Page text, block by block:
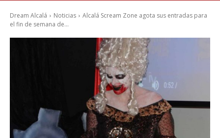
Dream Alcalá Noticias
Alcalá Scream Zone agota sus entradas para
el fin de semana de...